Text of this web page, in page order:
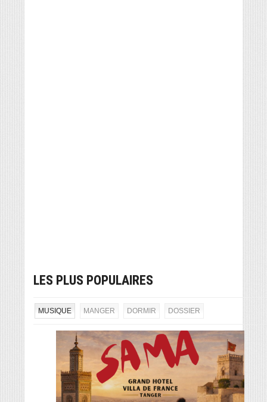
LES PLUS POPULAIRES
MUSIQUE MANGER DORMIR DOSSIER